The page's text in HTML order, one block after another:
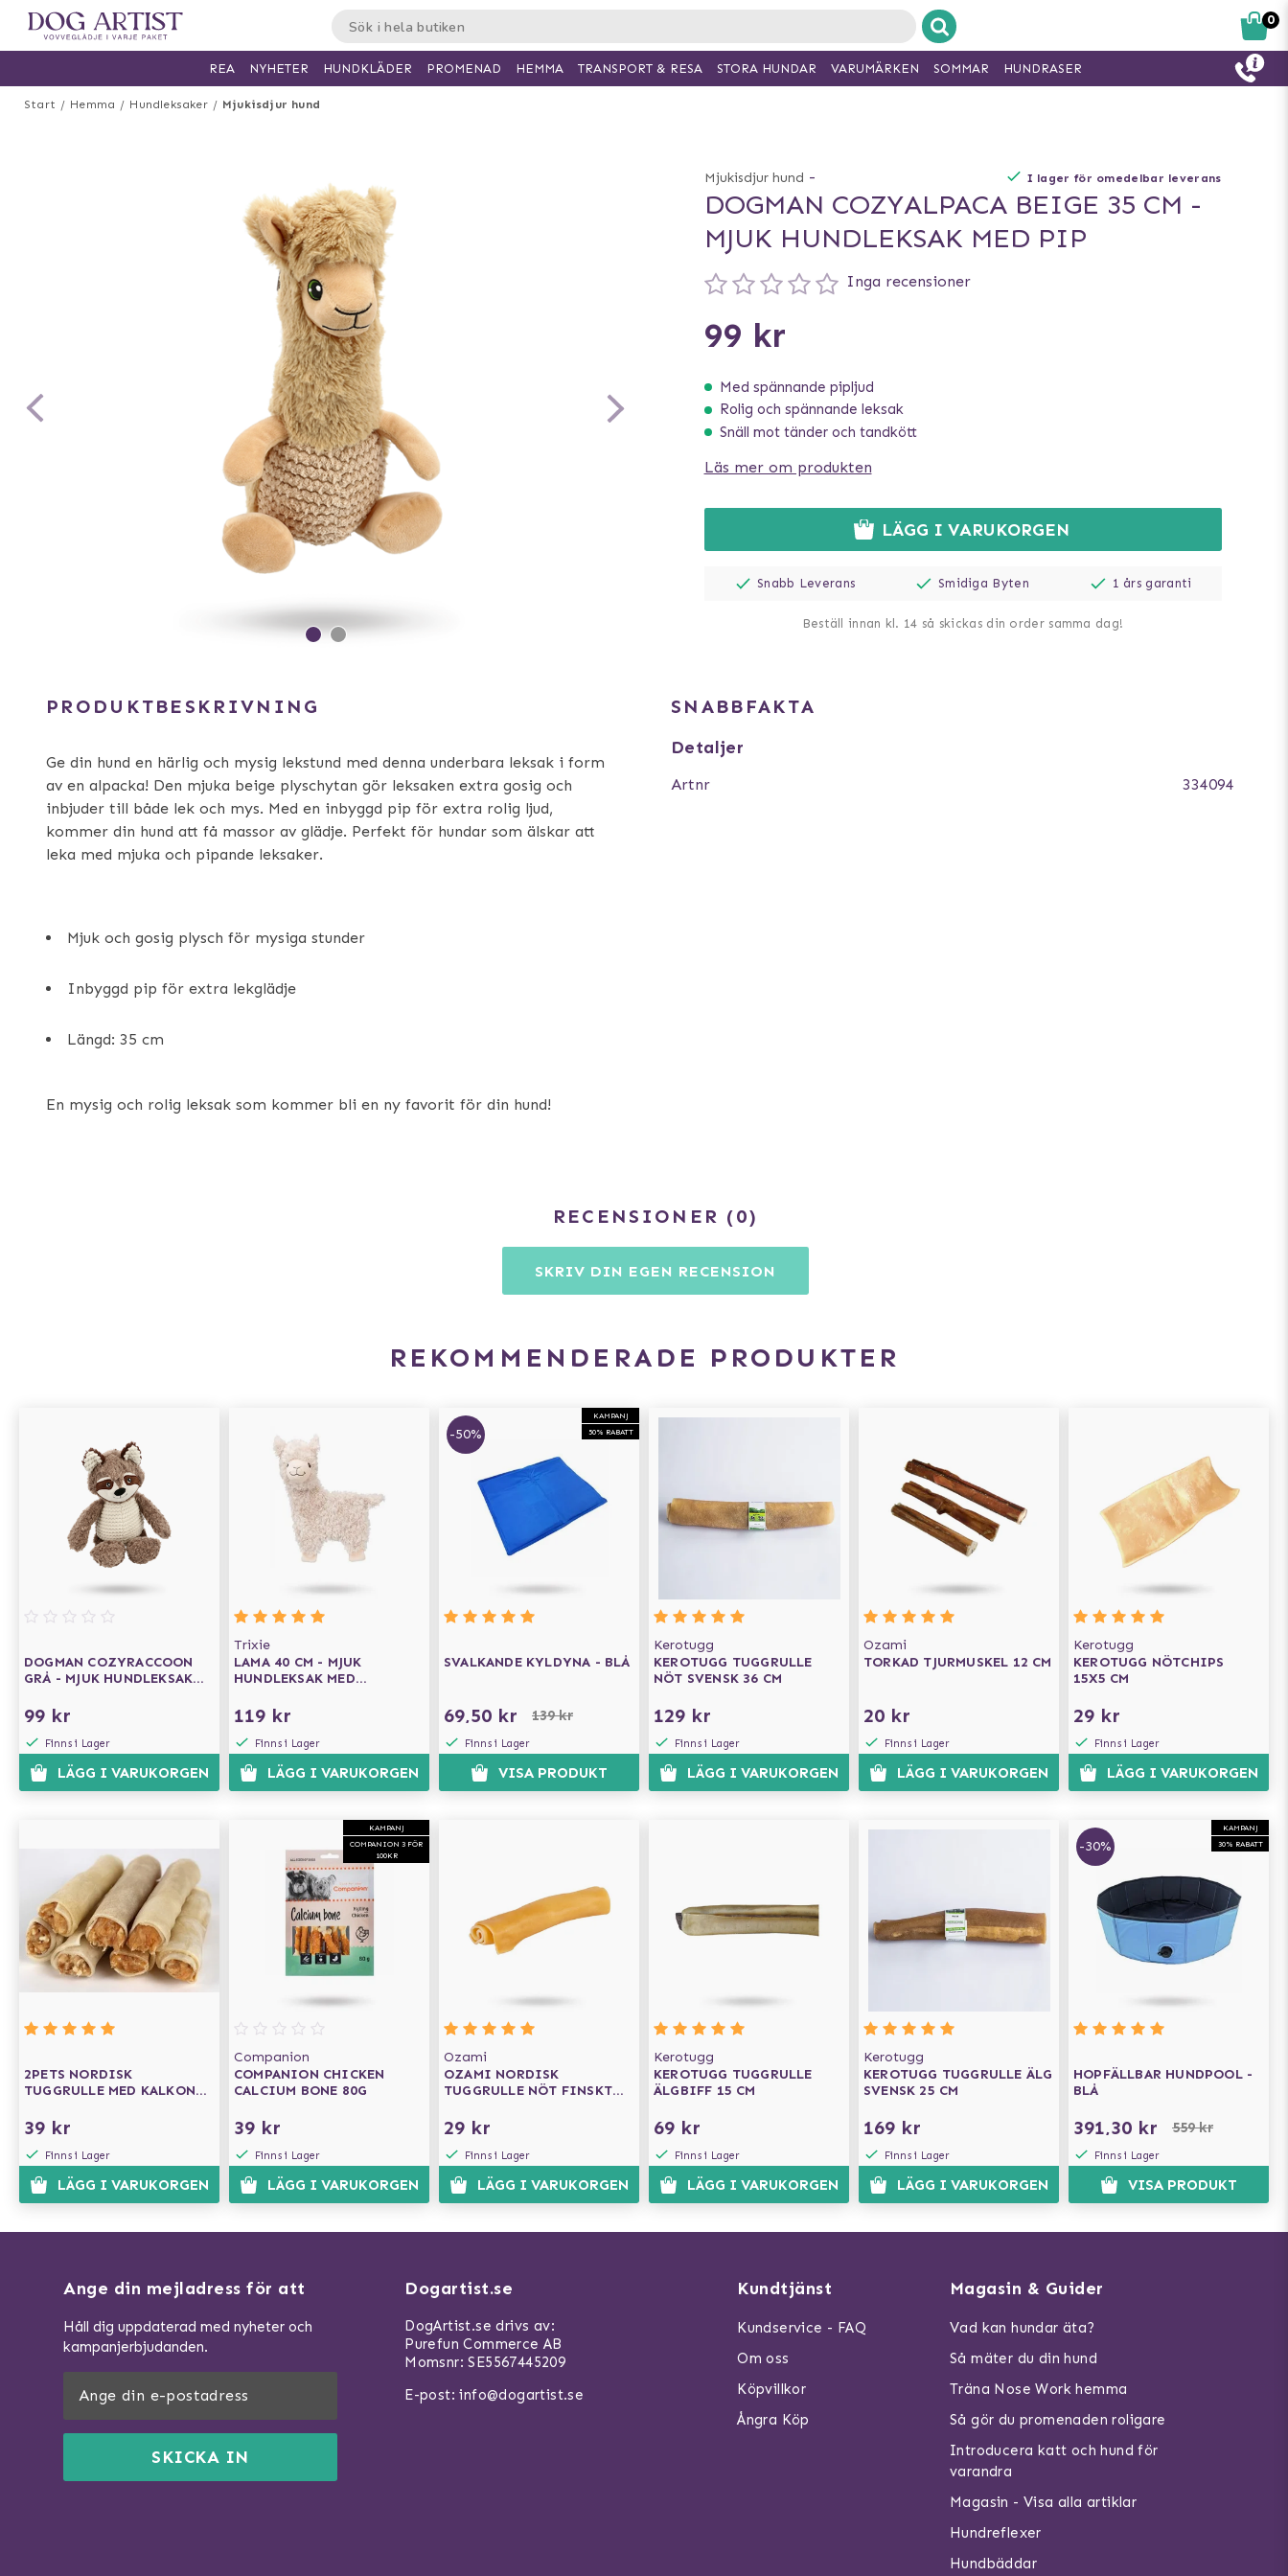
Start Hemma Hundleksaker Mjukisdjur hund
Mjukisdjur hund - I lager för omedelbar leverans
DOGMAN COZYALPACA BEIGE 35 CM -
MJUK HUNDLEKSAK MED PIP
Inga recensioner
99 kr
Med spännande pipljud
Rolig och spännande leksak
Snäll mot tänder och tandkött
Läs mer om produkten
LÄGG I VARUKORGEN
Snabb Leverans Smidiga Byten 1 års garanti
Beställ innan kl. 14 så skickas din order samma dag!
PRODUKTBESKRIVNING
Ge din hund en härlig och mysig lekstund med denna underbara leksak i form
av en alpacka! Den mjuka beige plyschytan gör leksaken extra gosig och
inbjuder till både lek och mys. Med en inbyggd pip för extra rolig ljud,
kommer din hund att få massor av glädje. Perfekt för hundar som älskar att
leka med mjuka och pipande leksaker.
Mjuk och gosig plysch för mysiga stunder
Inbyggd pip för extra lekglädje
Längd: 35 cm
En mysig och rolig leksak som kommer bli en ny favorit för din hund!
SNABBFAKTA
Detaljer
Artnr 334094
RECENSIONER 0
SKRIV DIN EGEN RECENSION
REKOMMENDERADE PRODUKTER
DOGMAN COZYRACCOON
GRÅ - MJUK HUNDLEKSAK
99 kr
Finns i Lager
LÄGG I VARUKORGEN
Trixie
LAMA 40 CM - MJUK
HUNDLEKSAK MED
119 kr
Finns i Lager
LÄGG I VARUKORGEN
KAMPANJ
50% RABATT
-50%
SVALKANDE KYLDYNA - BLÅ
69,50 kr 139 kr
Finns i Lager
VISA PRODUKT
Kerotugg
KEROTUGG TUGGRULLE
NÖT SVENSK 36 CM
129 kr
Finns i Lager
LÄGG I VARUKORGEN
Ozami
TORKAD TJURMUSKEL 12 CM
20 kr
Finns i Lager
LÄGG I VARUKORGEN
Kerotugg
KEROTUGG NÖTCHIPS
15X5 CM
29 kr
Finns i Lager
LÄGG I VARUKORGEN
2PETS NORDISK
TUGGRULLE MED KALKON
39 kr
Finns i Lager
LÄGG I VARUKORGEN
KAMPANJ
COMPANION 3 FÖR
100KR
Companion
COMPANION CHICKEN
CALCIUM BONE 80G
39 kr
Finns i Lager
LÄGG I VARUKORGEN
Ozami
OZAMI NORDISK
TUGGRULLE NÖT FINSKT
29 kr
Finns i Lager
LÄGG I VARUKORGEN
Kerotugg
KEROTUGG TUGGRULLE
ÄLGBIFF 15 CM
69 kr
Finns i Lager
LÄGG I VARUKORGEN
Kerotugg
KEROTUGG TUGGRULLE ÄLG
SVENSK 25 CM
169 kr
Finns i Lager
LÄGG I VARUKORGEN
KAMPANJ
30% RABATT
-30%
HOPFÄLLBAR HUNDPOOL -
BLÅ
391,30 kr 559 kr
Finns i Lager
VISA PRODUKT
0
REA NYHETER HUNDKLÄDER PROMENAD HEMMA TRANSPORT & RESA STORA HUNDAR VARUMÄRKEN SOMMAR HUNDRASER
Ange din mejladress för att
Håll dig uppdaterad med nyheter och
kampanjerbjudanden.
SKICKA IN
Dogartist.se
DogArtist.se drivs av:
Purefun Commerce AB
Momsnr: SE5567445209
E-post:info@dogartist.se
Kundtjänst
Kundservice - FAQ
Om oss
Köpvillkor
Ångra Köp
Magasin & Guider
Vad kan hundar äta?
Så mäter du din hund
Träna Nose Work hemma
Så gör du promenaden roligare
Introducera katt och hund för
varandra
Magasin - Visa alla artiklar
Hundreflexer
Hundbäddar